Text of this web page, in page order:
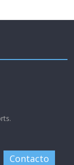
Contacto